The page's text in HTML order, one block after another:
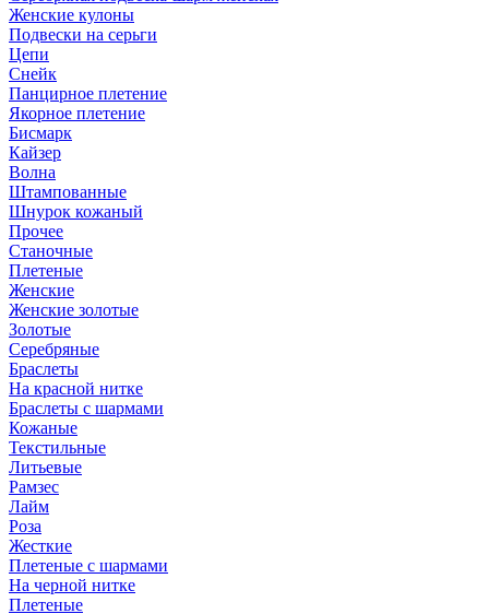
Женские кулоны
Подвески на серьги
Цепи
Снейк
Панцирное плетение
Якорное плетение
Бисмарк
Кайзер
Волна
Штампованные
Шнурок кожаный
Прочее
Станочные
Плетеные
Женские
Женские золотые
Золотые
Серебряные
Браслеты
На красной нитке
Браслеты с шармами
Кожаные
Текстильные
Литьевые
Рамзес
Лайм
Роза
Жесткие
Плетеные с шармами
На черной нитке
Плетеные